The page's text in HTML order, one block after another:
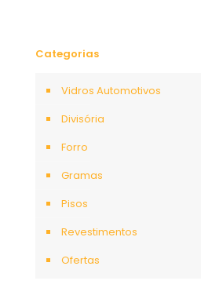
Categorias
Vidros Automotivos
Divisória
Forro
Gramas
Pisos
Revestimentos
Ofertas